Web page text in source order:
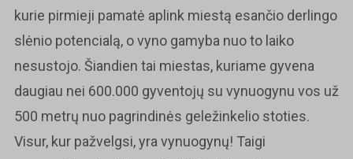
kurie pirmieji pamatė aplink miestą esančio derlingo
slėnio potencialą, o vyno gamyba nuo to laiko
nesustojo. Šiandien tai miestas, kuriame gyvena
daugiau nei 600.000 gyventojų su vynuogynu vos už
500 metrų nuo pagrindinės geležinkelio stoties.
Visur, kur pažvelgsi, yra vynuogynų! Taigi